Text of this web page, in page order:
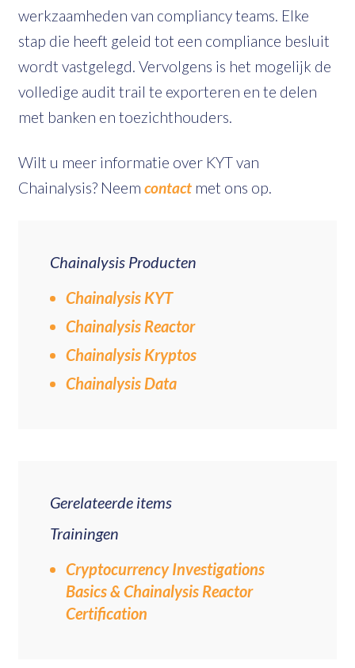
werkzaamheden van compliancy teams. Elke
stap die heeft geleid tot een compliance besluit
wordt vastgelegd. Vervolgens is het mogelijk de
volledige audit trail te exporteren en te delen
met banken en toezichthouders.
Wilt u meer informatie over KYT van
Chainalysis? Neem contact met ons op.
Chainalysis Producten
Chainalysis KYT
Chainalysis Reactor
Chainalysis Kryptos
Chainalysis Data
Gerelateerde items
Trainingen
Cryptocurrency Investigations
Basics & Chainalysis Reactor
Certification